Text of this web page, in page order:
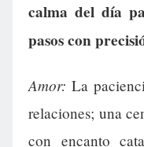
calma del día
pasos con
Amor: La
relaciones; una
con encanto